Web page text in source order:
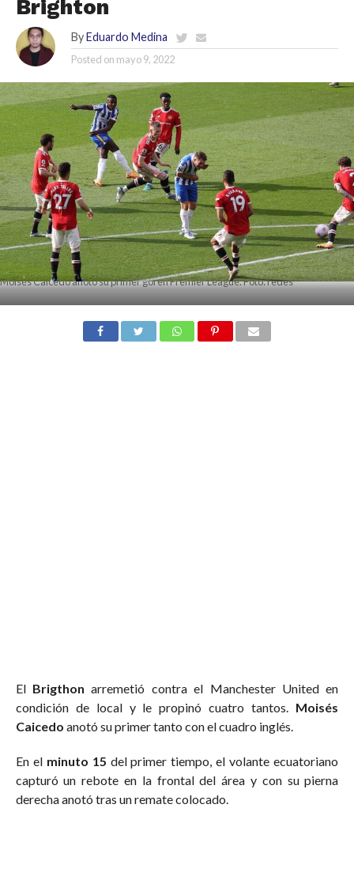
Brighton
By Eduardo Medina
Posted on mayo 9, 2022
Moisés Caicedo anotó su primer gol en Premier League. Foto: redes
El Brigthon arremetió contra el Manchester United en
condición de local y le propinó cuatro tantos. Moisés
Caicedo anotó su primer tanto con el cuadro inglés.
En el minuto 15 del primer tiempo, el volante ecuatoriano
capturó un rebote en la frontal del área y con su pierna
derecha anotó tras un remate colocado.